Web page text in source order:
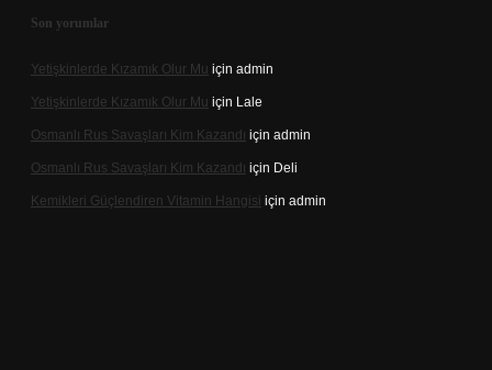
Son yorumlar
Yetişkinlerde Kızamık Olur Mu için admin
Yetişkinlerde Kızamık Olur Mu için Lale
Osmanlı Rus Savaşları Kim Kazandı için admin
Osmanlı Rus Savaşları Kim Kazandı için Deli
Kemikleri Güçlendiren Vitamin Hangisi için admin